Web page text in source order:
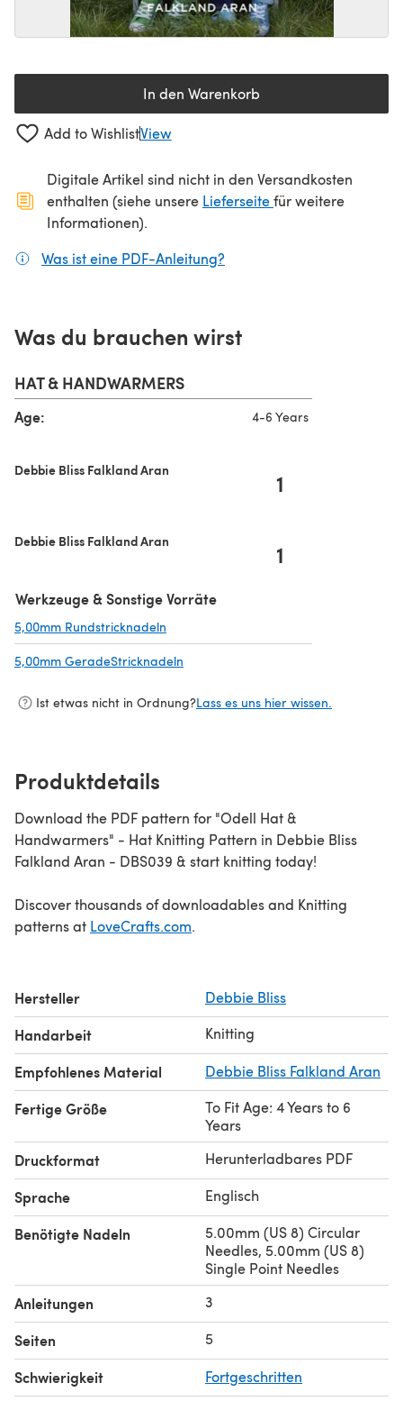
In den Warenkorb
Add to WishlistView
Digitale Artikel sind nicht in den Versandkosten
enthalten (siehe unsere Lieferseite(öffnet sich in
für weitere
Informationen).
Was ist eine PDF-Anleitung?
Was du brauchen wirst
HAT & HANDWARMERS
Age: 4-6 Years
Debbie Bliss Falkland Aran 1
Debbie Bliss Falkland Aran 1
Werkzeuge & Sonstige Vorräte
5,00mm Rundstricknadeln
5,00mm GeradeStricknadeln
Ist etwas nicht in Ordnung?Lass es uns hier wissen.
Produktdetails
Download the PDF pattern for "Odell Hat &
Handwarmers" - Hat Knitting Pattern in Debbie Bliss
Falkland Aran - DBS039 & start knitting today!
Discover thousands of downloadables and Knitting
patterns at LoveCrafts.com.
Hersteller Debbie Bliss
Handarbeit Knitting
Empfohlenes Material Debbie Bliss Falkland Aran
Fertige Größe
To Fit Age: 4 Years to 6
Years
Druckformat Herunterladbares PDF
Sprache Englisch
Benötigte Nadeln
5.00mm (US 8) Circular
Needles, 5.00mm (US 8)
Single Point Needles
Anleitungen 3
Seiten 5
Schwierigkeit Fortgeschritten